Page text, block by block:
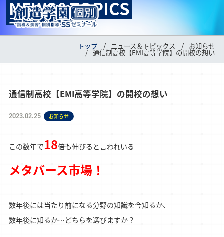
NEWS&TOPICS
ニュース＆トピックス
トップ ニュース＆トピックス お知らせ
通信制高校【EMI高等学院】の開校の想い
通信制高校【EMI高等学院】の開校の想い
2023.02.25 お知らせ
この数年で18
メタバース市場！
数年後には当たり前になる分野の知識を今知るか、
数年後に知るか…どちらを選びますか？